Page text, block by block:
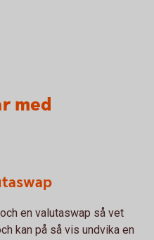
med
en valutaswap så vet
kan på så vis undvika en